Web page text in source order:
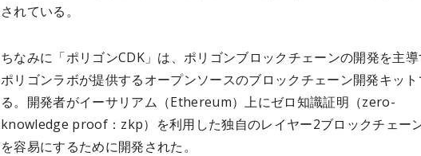
されている。
ちなみに「ポリゴンCDK」は、ポリゴンブロックチェーンの開発を主
ポリゴンラボが提供するオープンソースのブロックチェーン開発キッ
る。開発者がイーサリアム（Ethereum）上にゼロ知識証明（zero-
knowledge proof：zkp）を利用した独自のレイヤー2ブロックチェー
を容易にするために開発された。